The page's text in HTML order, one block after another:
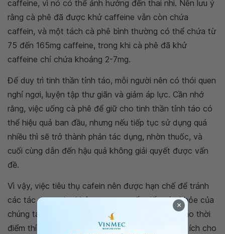
caffeine, vì nó có thể ảnh hưởng đến thai nhi. Nên lưu ý
rằng cà phê đã được khử caffeine vẫn còn chứa
caffein, và một tách cà phê bình thường có thể chứa từ
75 đến 165mg caffeine, trong khi cà phê đã khử
caffeine chỉ chứa khoảng 2-7mg.
Để duy trì tinh thần tỉnh táo, mỗi người nên có thói quen
nghỉ ngơi, luyện tập thư giãn và giảm áp lực. Cần nhớ
rằng, việc uống cà phê để giữ cho tinh thần tỉnh táo có
thể hiệu quả ban đầu, nhưng nếu tiếp tục sử dụng quá
nhiều thì sẽ trở thành phản tác dụng, nhờn thuốc, và
cuối cùng dẫn đến hậu quả không giải quyết được vấn
đề.
Vì vậy, việc tiêu thụ cafein nên được hạn chế để tránh
các tác dụng phụ không mong muốn đến sức khỏe của
chúng ta. Một lượng cà phê hợp lý và tiêu thụ vào thời
điểm thích hợp như buổi sáng có thể mang lại lợi ích cho
×